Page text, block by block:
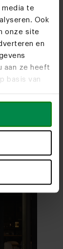
te
Ook
onze site
en
aan ze heeft
basis van